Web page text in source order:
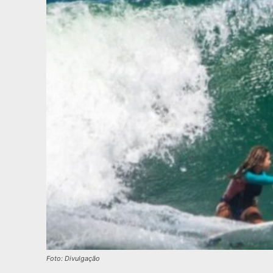
Foto: Divulgação